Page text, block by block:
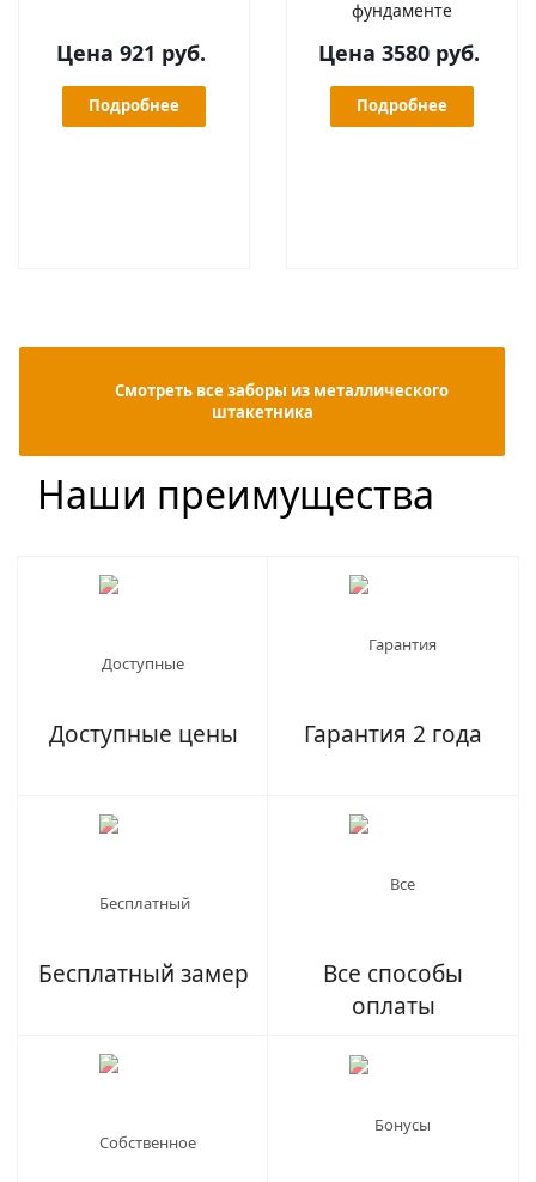
Цена 921 руб.
Подробнее
фундаменте
Цена 3580 руб.
Подробнее
штакетника
Наши преимущества
Доступные цены Гарантия 2 года
Бесплатный замер
Все способы
оплаты